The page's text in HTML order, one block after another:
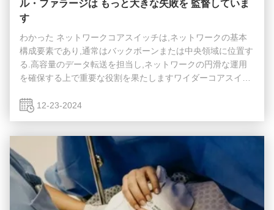
ル・ファラージは もっと大きな失敗を 監督していま
す
わかった ネットワークコアスイッチは,ネットワークの基本
構成要素であり,通常はバックボーンまたは中央領域に位置す
る.高容量のデータ転送を担当し,ネットワークの円滑な運用
を確保する上で重要な役割を果たしますワイダーコアスイッ
トへのゲートウェイとして機能し,ルーターを通じてサーバ
フィックを処理するには,コアレイヤスイッチは大きなパワー
と容量を持つ必要があります. そのため,迅速で完全な管理ス
イッチであることが重要です. ...
12-23-2024